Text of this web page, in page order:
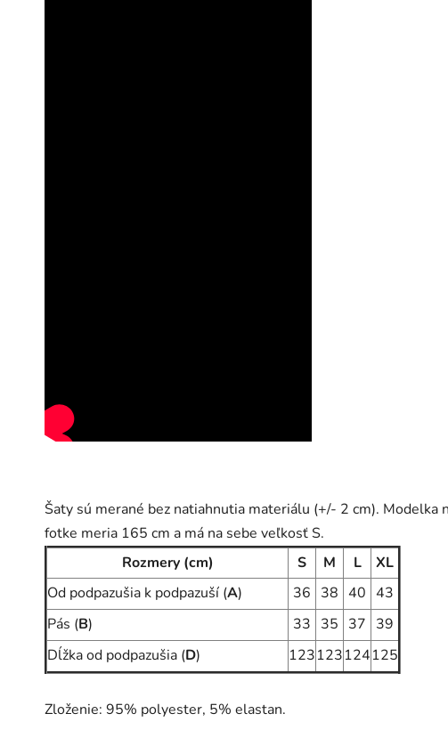
Šaty sú merané bez natiahnutia materiálu (+/- 2 cm). Modelka
fotke meria 165 cm a má na sebe veľkosť S.
Rozmery (cm)
S M L
XL
Od podpazušia k podpazuší (A) 36 38 40 43
Pás (B) 33 35 37 39
Dĺžka od podpazušia (D) 123123124125
Zloženie: 95% polyester, 5% elastan.